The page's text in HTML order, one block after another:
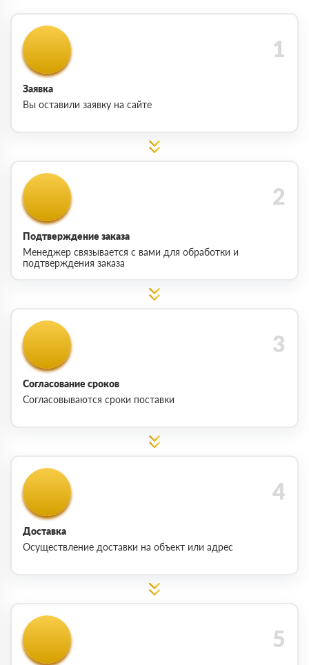
Заявка
Вы оставили заявку на сайте
Подтверждение заказа
Менеджер связывается с вами для обработки и
подтверждения заказа
Согласование сроков
Согласовываются сроки поставки
Доставка
Осуществление доставки на объект или адрес